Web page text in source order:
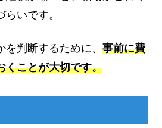
いです。
判断するために、 事前に費
くことが大切です。